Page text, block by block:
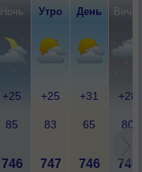
Ночь Утро День Вечер
+25 +25 +31 +28
85 83 65 80
746 747 746 746